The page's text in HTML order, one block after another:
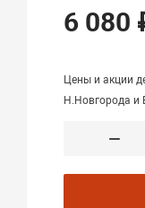
6 080
Цены и акции
Н.Новгорода и